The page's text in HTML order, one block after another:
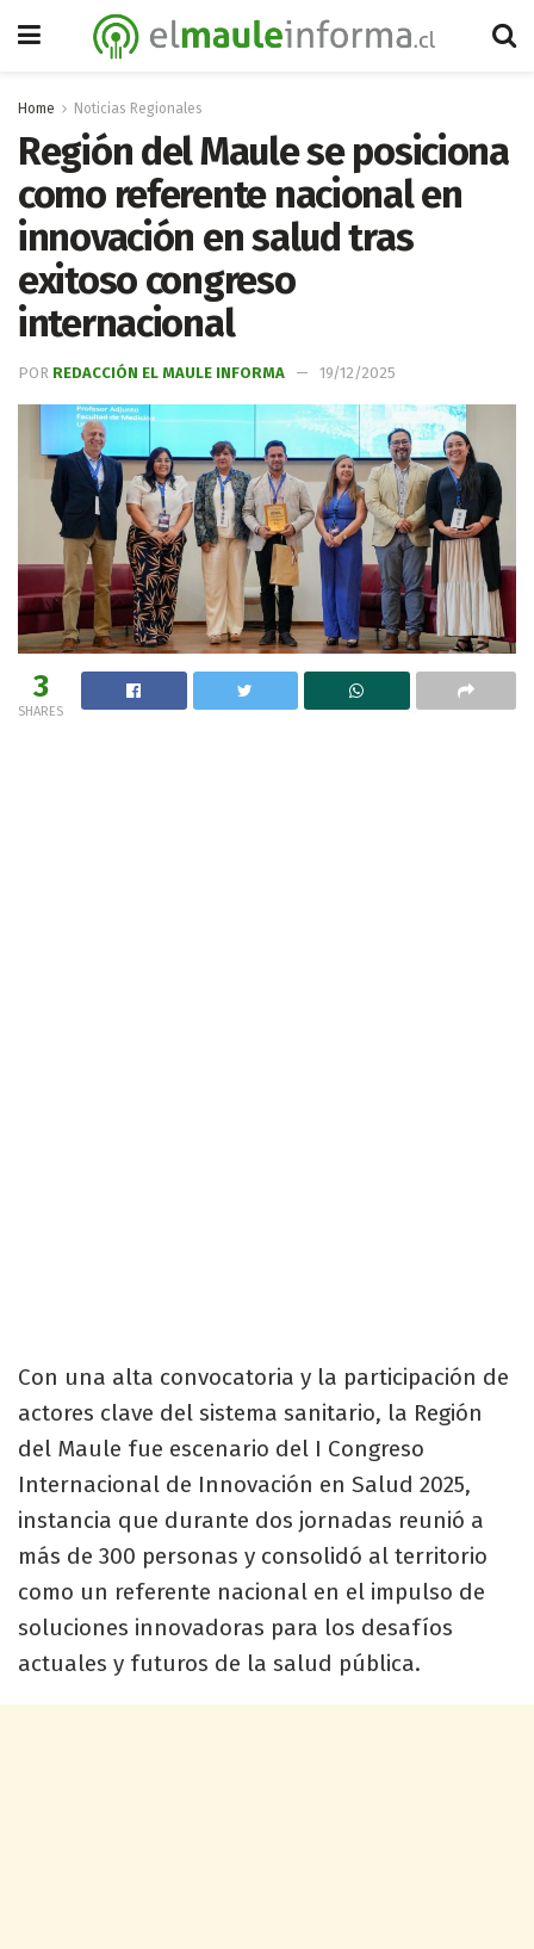
Home Noticias Regionales
Región del Maule se posiciona
como referente nacional en
innovación en salud tras
exitoso congreso
internacional
POR REDACCIÓN EL MAULE INFORMA 19/12/2025
3
SHARES
Con una alta convocatoria y la participación de
actores clave del sistema sanitario, la Región
del Maule fue escenario del I Congreso
Internacional de Innovación en Salud 2025,
instancia que durante dos jornadas reunió a
más de 300 personas y consolidó al territorio
como un referente nacional en el impulso de
soluciones innovadoras para los desafíos
actuales y futuros de la salud pública.